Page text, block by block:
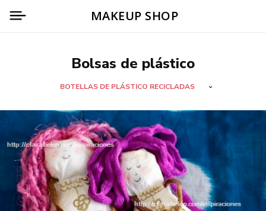
MAKEUP SHOP
Bolsas de plástico
BOTELLAS DE PLÁSTICO RECICLADAS